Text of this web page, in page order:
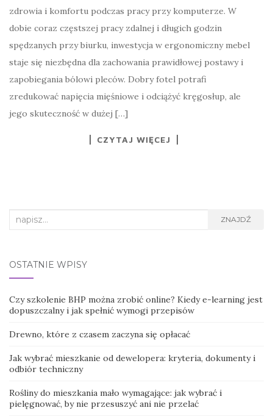
zdrowia i komfortu podczas pracy przy komputerze. W
dobie coraz częstszej pracy zdalnej i długich godzin
spędzanych przy biurku, inwestycja w ergonomiczny mebel
staje się niezbędna dla zachowania prawidłowej postawy i
zapobiegania bólowi pleców. Dobry fotel potrafi
zredukować napięcia mięśniowe i odciążyć kręgosłup, ale
jego skuteczność w dużej […]
CZYTAJ WIĘCEJ
Search
ZNAJDŹ
OSTATNIE WPISY
Czy szkolenie BHP można zrobić online? Kiedy e-learning jest
dopuszczalny i jak spełnić wymogi przepisów
Drewno, które z czasem zaczyna się opłacać
Jak wybrać mieszkanie od dewelopera: kryteria, dokumenty i
odbiór techniczny
Rośliny do mieszkania mało wymagające: jak wybrać i
pielęgnować, by nie przesuszyć ani nie przelać